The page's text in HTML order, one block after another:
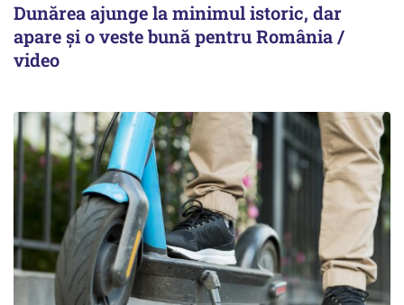
Dunărea ajunge la minimul istoric, dar
apare și o veste bună pentru România /
video